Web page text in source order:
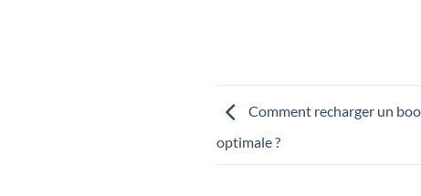
Comment recharger un
optimale ?